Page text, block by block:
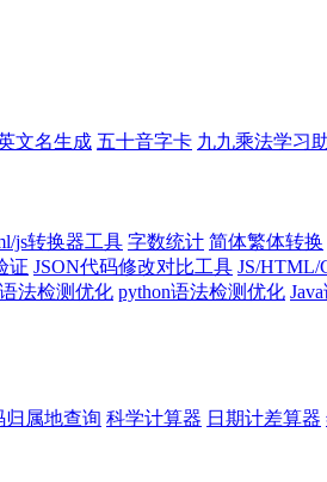
文名生成 五十音字卡 九九乘法学习
js转换器工具 字数统计 简体繁体转换
证 JSON代码修改对比工具 JS/HTML/
法检测优化 python语法检测优化
归属地查询 科学计算器 日期计差算器